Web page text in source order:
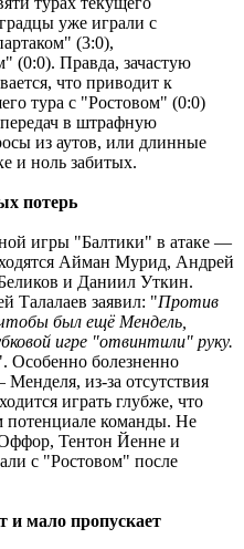
уже играли с
(3:0),
(0:0). Правда, зачастую
что приводит к
тура с "Ростовом" (0:0)
в штрафную
из аутов, или длинные
и ноль забитых.
потерь
игры "Балтики" в атаке ―
Айман Мурид, Андрей
и Даниил Уткин.
Талалаев заявил: "Против
был ещё Мендель,
игре "отвинтили" руку.
Особенно болезненно
из-за отсутствия
играть глубже, что
потенциале команды. Не
Тентон Йенне и
с "Ростовом" после
и мало пропускает